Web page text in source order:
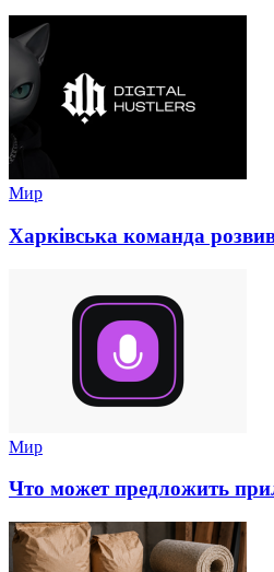
Мир
Харківська команда
Мир
Что может предложить